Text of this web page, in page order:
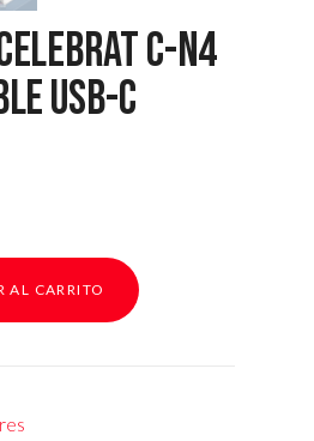
C-N4
USB-C
AL CARRITO